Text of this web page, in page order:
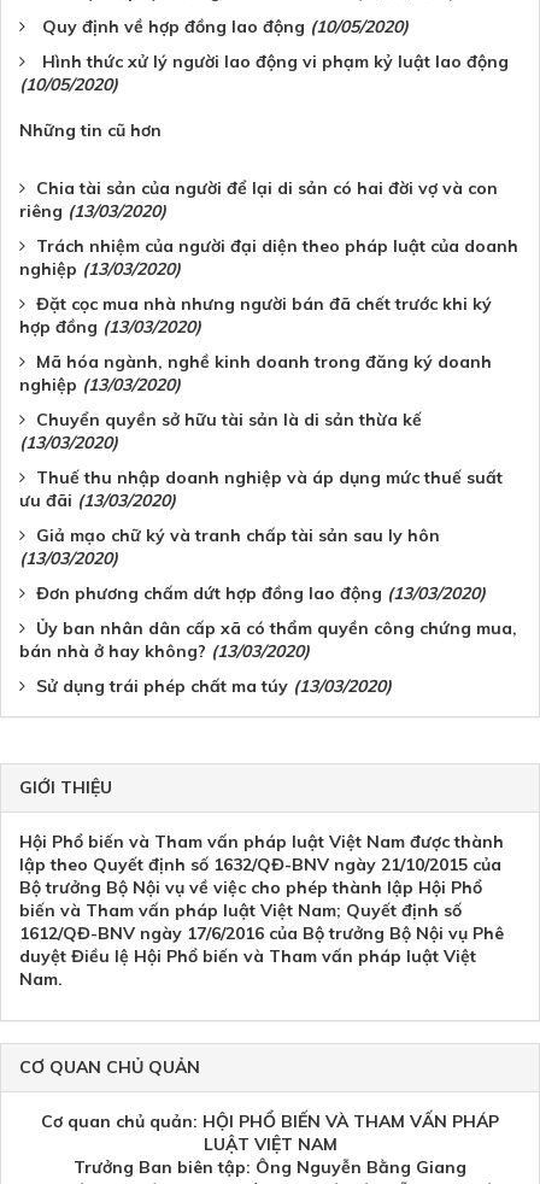
Quy định về hợp đồng lao động (10/05/2020)
Hình thức xử lý người lao động vi phạm kỷ luật lao động
(10/05/2020)
Những tin cũ hơn
Chia tài sản của người để lại di sản có hai đời vợ và con
riêng (13/03/2020)
Trách nhiệm của người đại diện theo pháp luật của doanh
nghiệp (13/03/2020)
Đặt cọc mua nhà nhưng người bán đã chết trước khi ký
hợp đồng (13/03/2020)
Mã hóa ngành, nghề kinh doanh trong đăng ký doanh
nghiệp (13/03/2020)
Chuyển quyền sở hữu tài sản là di sản thừa kế
(13/03/2020)
Thuế thu nhập doanh nghiệp và áp dụng mức thuế suất
ưu đãi (13/03/2020)
Giả mạo chữ ký và tranh chấp tài sản sau ly hôn
(13/03/2020)
Đơn phương chấm dứt hợp đồng lao động (13/03/2020)
Ủy ban nhân dân cấp xã có thẩm quyền công chứng mua,
bán nhà ở hay không? (13/03/2020)
Sử dụng trái phép chất ma túy (13/03/2020)
GIỚI THIỆU
Hội Phổ biến và Tham vấn pháp luật Việt Nam được thành
lập theo Quyết định số 1632/QĐ-BNV ngày 21/10/2015 của
Bộ trưởng Bộ Nội vụ về việc cho phép thành lập Hội Phổ
biến và Tham vấn pháp luật Việt Nam; Quyết định số
1612/QĐ-BNV ngày 17/6/2016 của Bộ trưởng Bộ Nội vụ Phê
duyệt Điều lệ Hội Phổ biến và Tham vấn pháp luật Việt
Nam.
CƠ QUAN CHỦ QUẢN
Cơ quan chủ quản: HỘI PHỔ BIẾN VÀ THAM VẤN PHÁP
LUẬT VIỆT NAM
Trưởng Ban biên tập: Ông Nguyễn Bằng Giang